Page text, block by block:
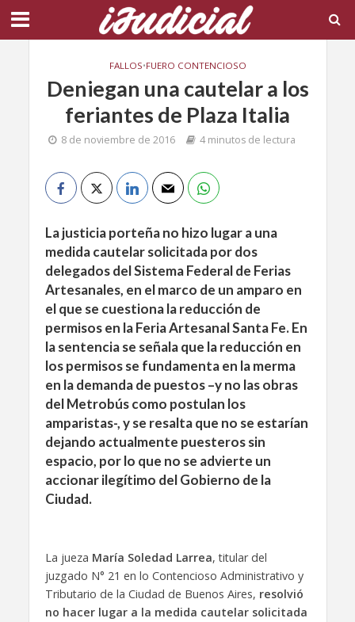
FALLOS•FUERO CONTENCIOSO
Deniegan una cautelar a los
feriantes de Plaza Italia
8 de noviembre de 2016 4 minutos de lectura
La justicia porteña no hizo lugar a una
medida cautelar solicitada por dos
delegados del Sistema Federal de Ferias
Artesanales, en el marco de un amparo en
el que se cuestiona la reducción de
permisos en la Feria Artesanal Santa Fe. En
la sentencia se señala que la reducción en
los permisos se fundamenta en la merma
en la demanda de puestos –y no las obras
del Metrobús como postulan los
amparistas-, y se resalta que no se estarían
dejando actualmente puesteros sin
espacio, por lo que no se advierte un
accionar ilegítimo del Gobierno de la
Ciudad.
La jueza María Soledad Larrea, titular del
juzgado N° 21 en lo Contencioso Administrativo y
Tributario de la Ciudad de Buenos Aires, resolvió
no hacer lugar a la medida cautelar solicitada